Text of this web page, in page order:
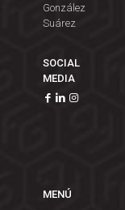
González
Suárez
SOCIAL
MEDIA
MENÚ